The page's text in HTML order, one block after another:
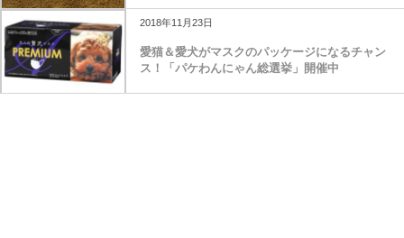
2018年11月23日
愛猫＆愛犬がマスクのパッケージになるチャン
ス！「パケわんにゃん総選挙」開催中